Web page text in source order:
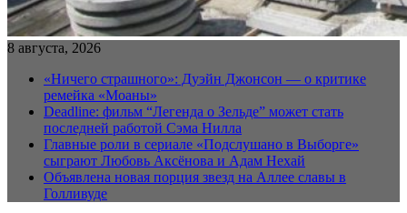
8 августа, 2026
«Ничего страшного»: Дуэйн Джонсон — о критике
ремейка «Моаны»
Deadline: фильм “Легенда о Зельде” может стать
последней работой Сэма Нилла
Главные роли в сериале «Подслушано в Выборге»
сыграют Любовь Аксёнова и Адам Нехай
Объявлена новая порция звезд на Аллее славы в
Голливуде